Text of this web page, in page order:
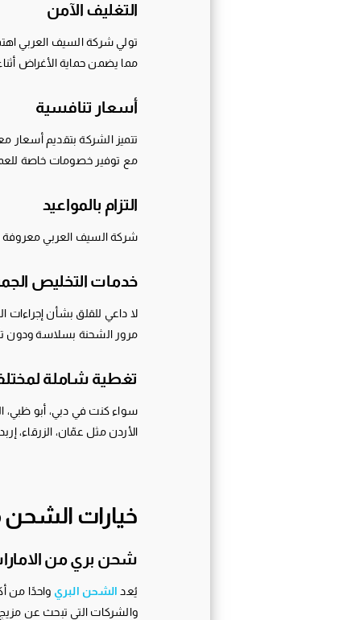
التغليف الآمن
تولي شركة السيف العربي
مما يضمن حماية الأغراض
أسعار تنافسية
تتميز الشركة بتقديم أسعار
مع توفير خصومات خاصة
التزام بالمواعيد
شركة السيف العربي معروفة
خدمات التخليص
لا داعي للقلق بشأن
مرور الشحنة بسلاسة ودون
تغطية شاملة
سواء كنت في دبي، أبو ظبي،
الأردن مثل عمّان، الزرقاء،
خيارات الشحن
شحن بري من
يُعد الشحن البري واحدًا من
والشركات التي تبحث عن مزيج